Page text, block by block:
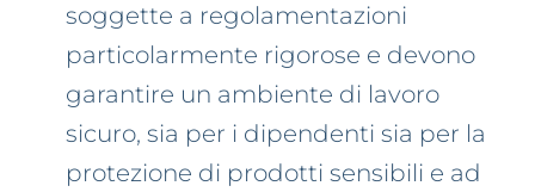
soggette a regolamentazioni
particolarmente rigorose e devono
garantire un ambiente di lavoro
sicuro, sia per i dipendenti sia per la
protezione di prodotti sensibili e ad